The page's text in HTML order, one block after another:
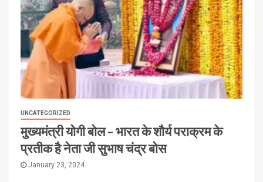
UNCATEGORIZED
मुख्यमंत्री योगी बोल – भारत के शौर्य पराक्रम के
प्रतीक है नेता जी सुभाष चंद्र बोस
January 23, 2024